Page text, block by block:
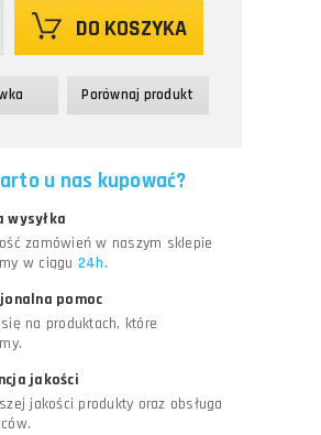
DO KOSZYKA
Porównaj produkt
u nas kupować?
wysyłka
zamówień w naszym sklepie
w ciągu 24h.
pomoc
na produktach, które
jakości
jakości produkty oraz obsługa